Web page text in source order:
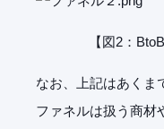
【図2：
なお、上記はあくま
ファネルは扱う商材